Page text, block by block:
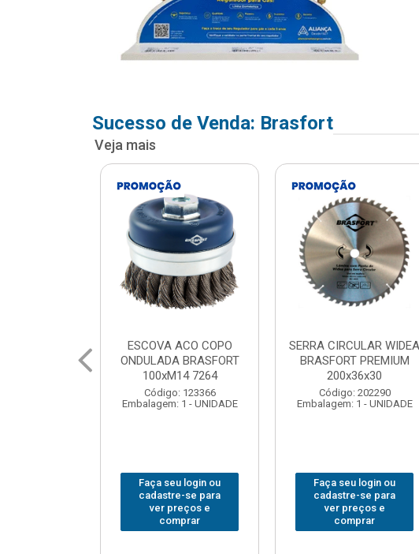
Sucesso de Venda: Brasfort
Veja mais
SERRA CIRCULAR WIDEA
BRASFORT PREMIUM
200x36x30
Código: 202290
Embalagem: 1 - UNIDADE
Faça seu login ou
cadastre-se para
ver preços e
comprar
MARTELO UNHA POLIDO
BRASFORT 27mm8207
Código: 222070
Embalagem: 1 - UNIDADE
Faça seu login ou
cadastre-se para
ver preços e
comprar